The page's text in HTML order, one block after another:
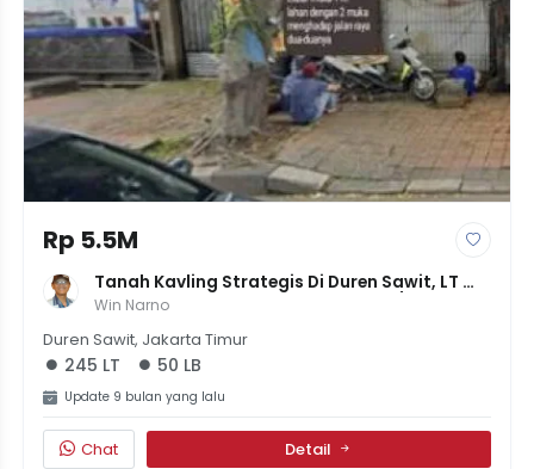
Rp 5.5M
Tanah Kavling Strategis Di Duren Sawit, LT
245 M² - SHM - Cocok Untuk Rumah/Komersial
Win Narno
Duren Sawit, Jakarta Timur
245 LT 50 LB
Update 9 bulan yang lalu
Chat Detail